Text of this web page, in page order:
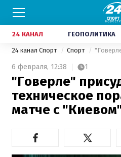
24 КАНАЛ ГЕОПОЛИТИКА
24 канал Спорт Спорт
6 февраля, 12:38 1
"Говерле"
техническое
матче с